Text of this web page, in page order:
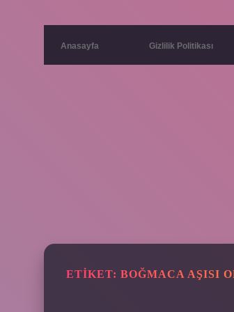
Anasayfa Gizlilik Politikası
ETIKET: BOĞMACA AŞISI